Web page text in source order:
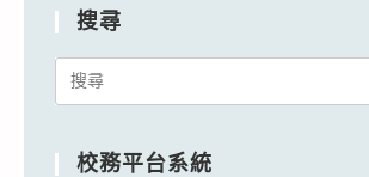
搜尋
Search
校務平台系統